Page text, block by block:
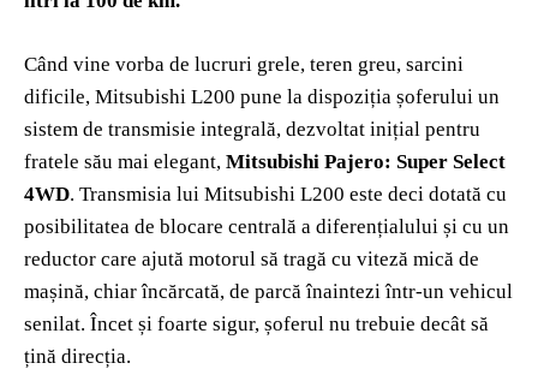
Când vine vorba de lucruri grele, teren greu, sarcini
dificile, Mitsubishi L200 pune la dispoziția șoferului un
sistem de transmisie integrală, dezvoltat inițial pentru
fratele său mai elegant, Mitsubishi Pajero: Super Select
4WD. Transmisia lui Mitsubishi L200 este deci dotată cu
posibilitatea de blocare centrală a diferențialului și cu un
reductor care ajută motorul să tragă cu viteză mică de
mașină, chiar încărcată, de parcă înaintezi într-un vehicul
senilat. Încet și foarte sigur, șoferul nu trebuie decât să
țină direcția.